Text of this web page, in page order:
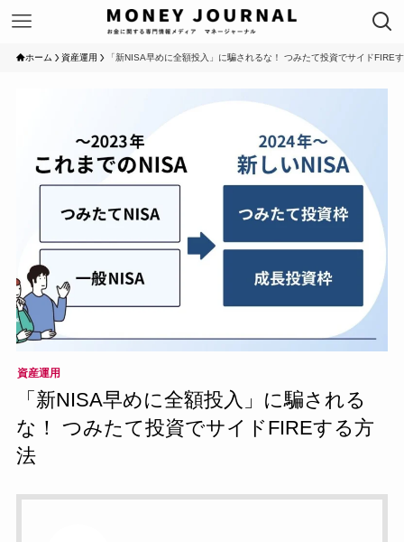
ホーム 資産運用 「新NISA早めに全額投入」に騙されるな！ つみたて投資でサイドFIRE
資産運用
「新NISA早めに全額投入」に騙される
な！ つみたて投資でサイドFIREする方
法